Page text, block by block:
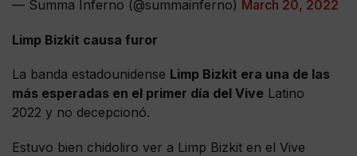
— Summa Inferno (@summainferno) March 20, 2022
Limp Bizkit causa furor
La banda estadounidense Limp Bizkit era una de las
más esperadas en el primer día del Vive Latino
2022 y no decepcionó.
Estuvo bien chidoliro ver a Limp Bizkit en el Vive